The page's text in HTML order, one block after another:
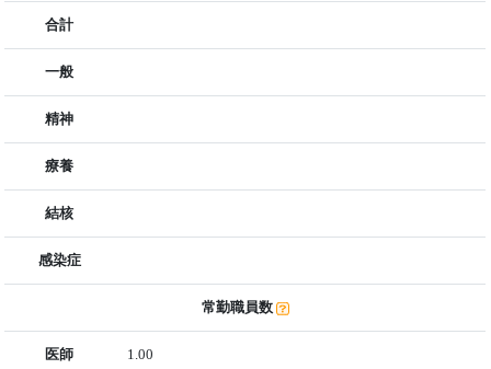
合計
一般
精神
療養
結核
感染症
常勤職員数
医師 1.00